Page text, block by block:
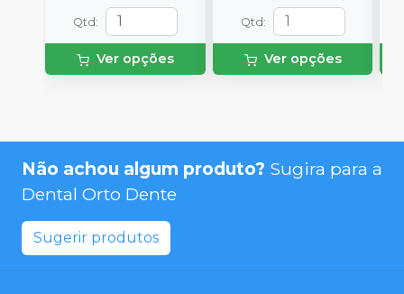
Qtd :
Ver opções
Qtd :
Ver opções
Não achou algum produto? Sugira para a
Dental Orto Dente
Sugerir produtos